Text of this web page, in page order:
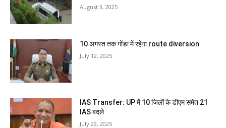
August 3, 2025
10 अगस्त तक गोंडा में रहेगा route diversion
July 12, 2025
IAS Transfer: UP में 10 जिलों के डीएम समेत 21
IAS बदले
July 29, 2025